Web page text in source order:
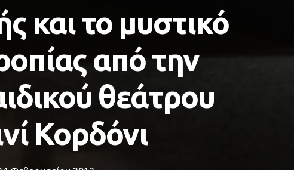
και το μυστικό
από την
θεάτρου
Κορδόνι